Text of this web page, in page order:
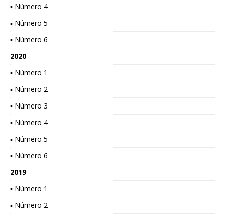
▪ Número 4
▪ Número 5
▪ Número 6
2020
▪ Número 1
▪ Número 2
▪ Número 3
▪ Número 4
▪ Número 5
▪ Número 6
2019
▪ Número 1
▪ Número 2